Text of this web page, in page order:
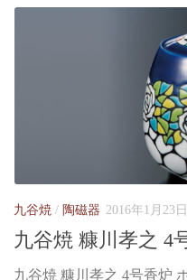
九谷焼 / 陶磁器 2016年1月23日
九谷焼 糠川孝之 4
九谷焼 糠川孝之 4号香炉